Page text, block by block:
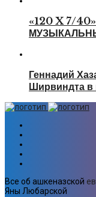
«120 X 7/
Геннадий
Ширвиндта в
Все об ашкеназской
Яны Любарской